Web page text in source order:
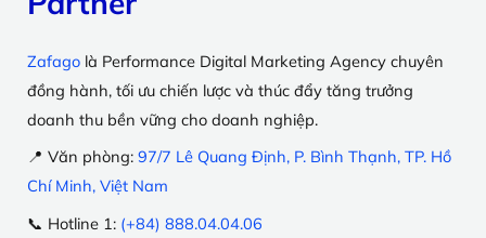
Zafago là Performance Digital Marketing Agency chuyên
đồng hành, tối ưu chiến lược và thúc đẩy tăng trưởng
doanh thu bền vững cho doanh nghiệp.
📍 Văn phòng: 97/7 Lê Quang Định, P. Bình Thạnh, TP. Hồ
Chí Minh, Việt Nam
📞 Hotline 1: (+84) 888.04.04.06